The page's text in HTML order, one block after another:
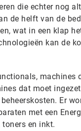
die echter nog
de helft van de
wat in een klap
kan de
machines
dat moet ingezet
Er
met een
en inkt.